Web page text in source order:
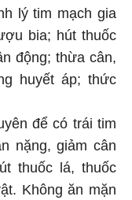
lý tim mạch gia
bia; hút thuốc
động; thừa cân,
huyết áp; thức
để có trái tim
nặng, giảm cân
thuốc lá, thuốc
Không ăn mặn